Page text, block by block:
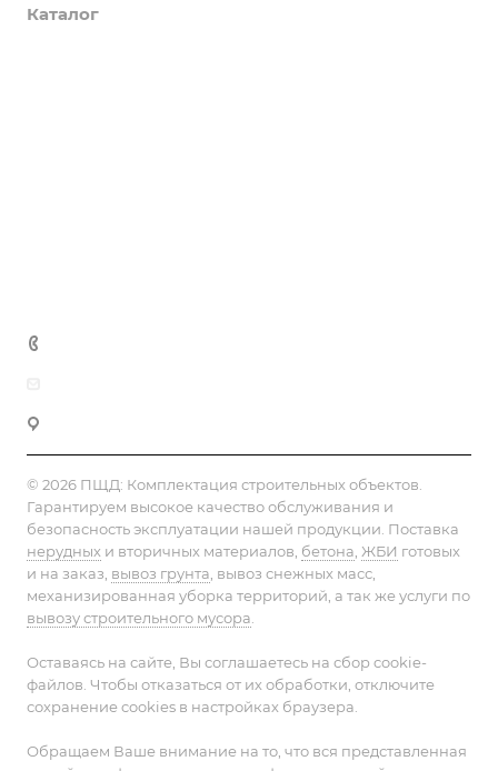
Каталог
© 2026 ПЩД: Комплектация строительных объектов
Гарантируем высокое качество обслуживания и
безопасность эксплуатации нашей продукции. Поставка
нерудных и вторичных материалов, бетона ЖБИ готовых
и на заказ, вывоз грунта , вывоз снежных масс,
механизированная уборка территорий, а так же услуги по
вывозу строительного мусора
Оставаясь на сайте, Вы соглашаетесь на сбор cookie-
файлов. Чтобы отказаться от их обработки, отключите
сохранение cookies в настройках браузера.
Обращаем Ваше внимание на то, что вся представленная